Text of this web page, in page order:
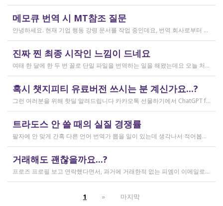
메모큐 번역 시 MT참조 질문
안녕하세요. 현재 기업 행동 강령 문서를 작업 중인데요, 번역 회사로부터 메모큐 서버에서 메모큐 파일을 받았습니다. 번역회사에서 아이디와 비밀번호를 받아서 작업을 하는데 데스크탑 메모큐가 무료 버전이어서인지 이것저것 만져보다 보니(TM(만들어서 처음 해보는 문서 얼라인 시도), 라이브독스, 텀베이스등 눌러보는 행위) 밑의 사진과 같이 번역메모리 연결도 안된다고 하고 분명 어떤 파일에도 체크가 안 되어있는데 하나의 파일로만 연결 가능하다고 해서... 데스크탑 메모큐에서는 번역이 어렵다고 판단하여 그대로 이중언어 파일을 익스포트 해서 트라도스로 번역했습니다. (얼라인먼트 기능 사용해 2023년의 공식 한글 번역을 레퍼런스로 번역) 그랬더니 (메모큐에선 단순했던 코드가 트라도스에 복잡하게 나타나더라고요 아무튼 이것들을 해결하고 QA도 돌리고 나서...) 이중언어 파일을 메모큐에서 받으려다 보니 또 Free mode issue로 지원하지 않는 기능이라고 하더라고요. 그래서... 웹 메모큐를 사용해 태초부터 번역을 진행 중인데, 자동 번역으로 MT가 뜨는 걸 딸깍딸깍하고 확정 중이었는데 뭔가 이래도 되나 하는 생각이 들어서 질문하러 왔습니다. (이렇게 뜨는 걸 딸깍 확정 딸깍 확정 반복...) 클라이언트가 가이드라인을 주진 않았고 처음 파일을 줄 때 그 회사의 텀베이스가 연결된 파일을 줘서 그거 기반으로 한글 뜻이 맞으면 맞는 가이드라인이겠거니 하고 있는데 문장 부호나 말투나 뭔가 좀 기계번역의 날것을 적용하고 있다는 생각이 들어서... 이럴 땐 어떻게 해야하는지 여쭤보고 싶어요. 제가 트라도스로 번역한 세그먼트를 메모큐 타겟 세그먼트에 복붙하면 오류가 나는데 그냥 코드를 빼고 제가 트라도스에서 번역한걸 메모큐로 손수 옮겨야 할까요..!! 오늘 새벽 내내 기술 배우라는게 다른게 아니라 이걸 잘 알아두라는 말이었구나 하면서 깨달음을 얻었습니다...
진짜 찐 최종 시작인 느낌이 드네요
여태 한 달에 한 두 번 꼴로 단일 파일을 번역하는 일을 해왔는데요 오늘 처음으로 모 회사에서 트라도스 패키지 파일로 전달하는 일을!!! 주셔서 열어봤습니다. ...너무 떨리네요 원래 타겟 세그먼트에 아무것도 없었는데, NMT나 100프로 매치로 채워져있고 그래요 맨 처음 일을 받고 돈을 받았을 때가 커리어의 시작이라고 생각했는데 몇 달 동안 그런 식으로 많으면 두 세개 정도의 일을 받다가 오늘 나름 볼륨 있는 업무를 맡게 되니까 뭔가 커리어의 [진짜_찐_시작_최종] 같고 긴장되네요 잘 해내고 싶어서 떨리고,,,,,, 잘 할 수 있을까 싶고 크아악 다들 2월에 일 잘 해내고 계신가요 여태껏 검색 기능을 사용해 눈팅만 해왔는데 산번혁 회원님들의 번역가 라이프는 어떻게 굴러가고 있는지 궁금하네요 호호호
2026.02.20
혹시 챗지피티 유료버전 쓰시는 분 계신가요...?
그런 여러분을 위해 핫딜 알려드립니다 카카오톡 선물하기에서 ChatGPT for Kakao 쳐서 들어가 보시면 한달에 200달러짜리 프로 버전을 2만9천원에 팔고 있습니다. 이벤트 성이라서 계속 판매는 안 할 것 같고 5개 구매 제한도 있긴 하지만, 어차피 3만원씩 내고 플러스 버전 쓰시고 계시다면 같은 가격에 프로 써보는 것도 나쁘지 않을 것 같아요 ㅎㅎ 저도 혹시 사기 아닌가 긴가민가했는데 진짜 프로 버전 맞더라고요.
트라도스 안 쓸 때의 실질 경쟁률
팔자에 안 맞게 간혹 다른 언어 번역가 뽑을 일이 있는데 생각나서 적어봅니다 트라도스/메모큐를 사야 하냐? 라는 질문은 설득의 대상이 아니라고 생각해서 그냥 두는 편인데요 질문 전 적극적으로 정보를 찾아보는 상태에서는 의미가 있을 것입니다 뽑히는 입장에선 잘 모르는데, 뽑는 입장에서는 트라도스/메모큐 안 쓰는 사람은 걸러버리면 정말 편합니다 주어진 업무를 못 한다는 뜻이거든요 1) 용어 1천개가 든 용어집이 있음 2) 기존에 쓰던 번역 메모리가 있음 상당히 흔한 상황인데, 트라도스/메모큐를 안 쓰고 외워서 작업이 가능한 사람은 산업스파이 쪽으로 가셔야지 여기 있으면 안 됨 저 스크린샷에도 제가 답변한 사람은 얼마 안 되는데요 챗지피티로 '트라도스 사용자/기타 요건(단가 등)' 맞는 사람만 필터로 건져서 답변하는 겁니다 아마 트라도스 안 써도 되는 운전면허증 번역같은 업무도 있을 텐데, 그런 것은 단발성이고 업데이트가 없으며 없는 자들끼리 경쟁해서 경쟁률이 아주 높을 겁니다.
거래해도 괜찮을까요...?
프로즈 프로필 보고 연락했다면서, 과거에 거래한적 없는 피엠이 이메일로 의뢰를 주셨는데요 샘테도 보지 않고 4일안에 19000단어 영한번역을 해달라는데 거래해도 괜찮을까요..? 거래한적 한번도 없는 뉴비한테 샘테도 없이 프로젝트를 던져주니 이거 사기인거 아닌가 좀 걱정이 됩니다. 급한데 사람구하기 어려워서일까요? 게다가 전 이력서상 경력도 몇줄 안되는 초보중의 초보입니다...
1 » 마지막